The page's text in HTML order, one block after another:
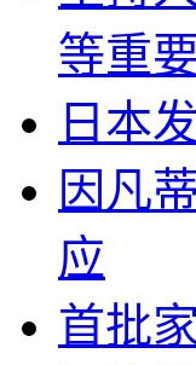
等重
日本
因凡
应
首批